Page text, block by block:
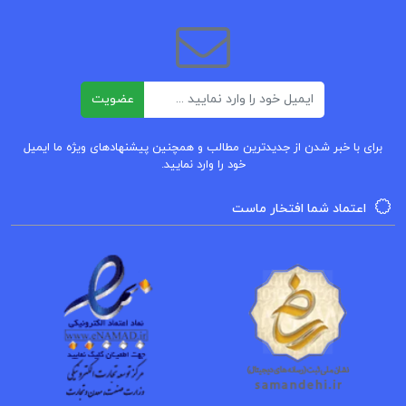
دلیل، آموزه‌های دینی او نه تنها بر اعتقادات شخصی
بلکه بر فعالیت‌های اجتماعی و سیاسی او نیز تأثیرگذار
کتاب اینست مذهب من باقر موسوی برای چه کسانی
این اثر با بررسی دقیق نوشته‌ها و سخنرانی‌های گاندی،
گاندی از آموزه‌های دینی خود به عنوان ابزاری برای
ایجاد تغییرات مثبت در جامعه استفاده کرده و تلاش
کرده است تا ارزش‌های اخلاقی و انسانی را در همه
جنبه‌های زندگی به کار گیرد. این کتاب نه تنها به دلیل
محتوای دینی و فلسفی خود، بلکه به دلیل روش منحصر
عضویت
برای با خبر شدن از جدیدترین مطالب و همچنین پیشنهادهای ویژه ما ایمیل
خود را وارد نمایید.
اعتماد شما افتخار ماست